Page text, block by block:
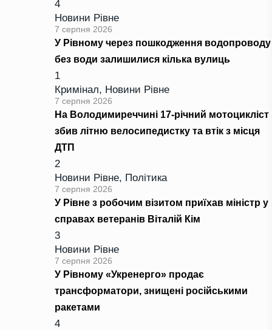
4
Новини Рівне
7 серпня 2026
У Рівному через пошкодження водопроводу
без води залишилися кілька вулиць
1
Кримінал, Новини Рівне
7 серпня 2026
На Володимиреччині 17-річний мотоцикліст
збив літню велосипедистку та втік з місця
ДТП
2
Новини Рівне, Політика
7 серпня 2026
У Рівне з робочим візитом приїхав міністр у
справах ветеранів Віталій Кім
3
Новини Рівне
7 серпня 2026
У Рівному «Укренерго» продає
трансформатори, знищені російськими
ракетами
4